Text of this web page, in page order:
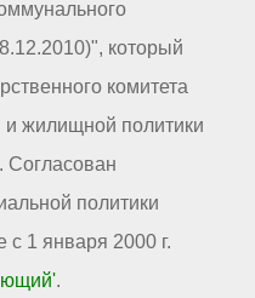
который
комитета
и жилищной политики
Согласован
политики
1 января 2000 г.
.